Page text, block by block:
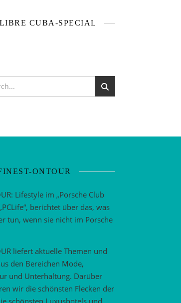
LIBRE CUBA-SPECIAL
ONTOUR
Lifestyle im „Porsche Club
berichtet über das, was
tun, wenn sie nicht im Porsche
liefert aktuelle Themen und
den Bereichen Mode,
und Unterhaltung. Darüber
wir die schönsten Flecken der
schönsten Luxushotels und